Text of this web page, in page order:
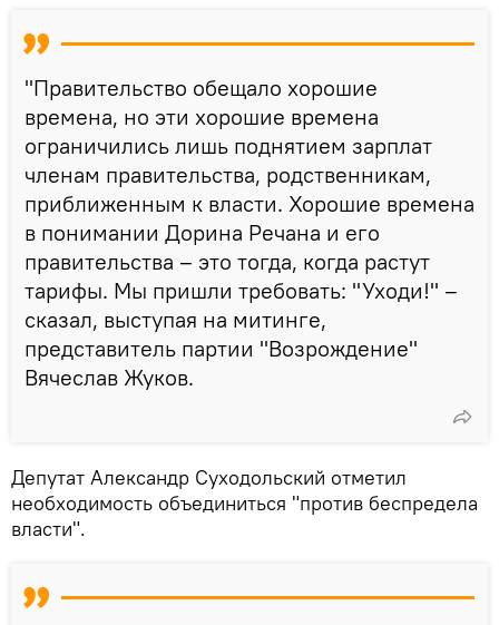
"Правительство обещало хорошие
времена, но эти хорошие времена
ограничились лишь поднятием зарплат
членам правительства, родственникам,
приближенным к власти. Хорошие времена
в понимании Дорина Речана и его
правительства – это тогда, когда растут
тарифы. Мы пришли требовать: "Уходи!" –
сказал, выступая на митинге,
представитель партии "Возрождение"
Вячеслав Жуков.
Депутат Александр Суходольский отметил
необходимость объединиться "против беспредела
власти".